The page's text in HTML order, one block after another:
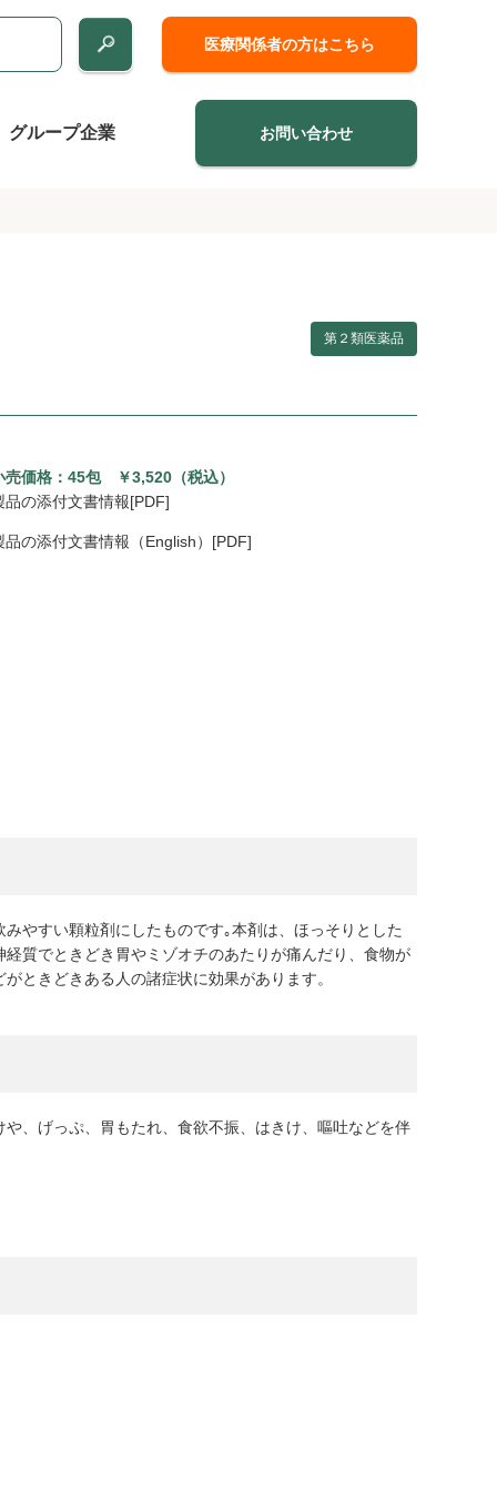
医療関係者の方はこちら
グループ企業 お問い合わせ
第２類医薬品
売価格：45包 ￥3,520（税込）
品の添付文書情報[PDF]
品の添付文書情報（English）[PDF]
やすい顆粒剤にしたものです｡本剤は、ほっそりとした
質でときどき胃やミゾオチのあたりが痛んだり、食物が
ときどきある人の諸症状に効果があります。
、げっぷ、胃もたれ、食欲不振、はきけ、嘔吐などを伴